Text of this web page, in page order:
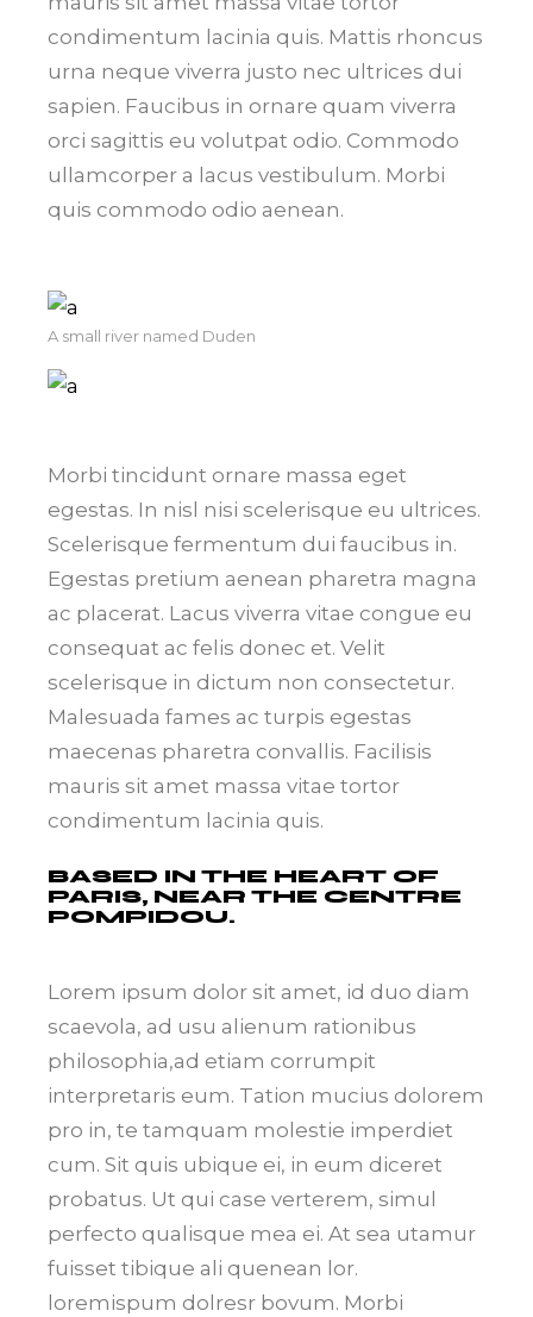
condimentum lacinia quis. Mattis rhoncus
urna neque viverra justo nec ultrices dui
sapien. Faucibus in ornare quam viverra
orci sagittis eu volutpat odio. Commodo
ullamcorper a lacus vestibulum. Morbi
quis commodo odio aenean.
A small river named Duden
Morbi tincidunt ornare massa eget
egestas. In nisl nisi scelerisque eu ultrices.
Scelerisque fermentum dui faucibus in.
Egestas pretium aenean pharetra magna
ac placerat. Lacus viverra vitae congue eu
consequat ac felis donec et. Velit
scelerisque in dictum non consectetur.
Malesuada fames ac turpis egestas
maecenas pharetra convallis. Facilisis
mauris sit amet massa vitae tortor
condimentum lacinia quis.
BASED IN THE HEART OF
PARIS, NEAR THE CENTRE
POMPIDOU.
Lorem ipsum dolor sit amet, id duo diam
scaevola, ad usu alienum rationibus
philosophia,ad etiam corrumpit
interpretaris eum. Tation mucius dolorem
pro in, te tamquam molestie imperdiet
cum. Sit quis ubique ei, in eum diceret
probatus. Ut qui case verterem, simul
perfecto qualisque mea ei. At sea utamur
fuisset tibique ali quenean lor.
loremispum dolresr bovum. Morbi